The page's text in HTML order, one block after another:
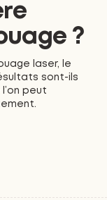
?
laser, le
sont-ils
peut